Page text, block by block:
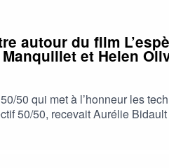
autour du film
et Helen
50 qui met à l’honneur les
50/50, recevait Aurélie
leur travail sur le film
2026.